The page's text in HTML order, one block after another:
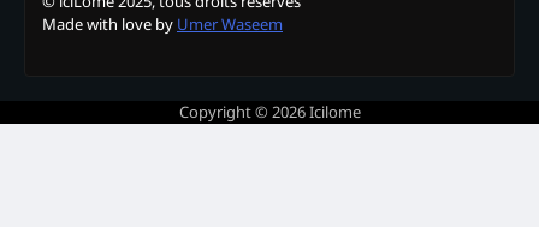
Made with love by Umer Waseem
Copyright © 2026Icilome